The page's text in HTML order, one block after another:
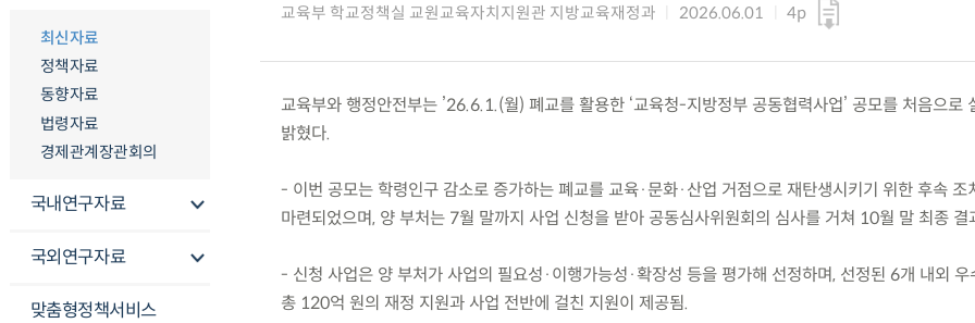
최신자료
정책자료
동향자료
법령자료
경제관계장관회의
국내연구자료
국외연구자료
맞춤형정책서비스
교육부 학교정책실 교원교육자치지원관 지방교육재정과 2026.06.01 4p
교육부와 행정안전부는 ’26.6.1.(월) 폐교를 활용한 ‘교육청-지방정부 공동협력사업’ 공모를 처음으로
밝혔다.
- 이번 공모는 학령인구 감소로 증가하는 폐교를 교육·문화·산업 거점으로 재탄생시키기 위한 후속 조
마련되었으며, 양 부처는 7월 말까지 사업 신청을 받아 공동심사위원회의 심사를 거쳐 10월 말 최종 결
- 신청 사업은 양 부처가 사업의 필요성·이행가능성·확장성 등을 평가해 선정하며, 선정된 6개 내외 우
총 120억 원의 재정 지원과 사업 전반에 걸친 지원이 제공됨.